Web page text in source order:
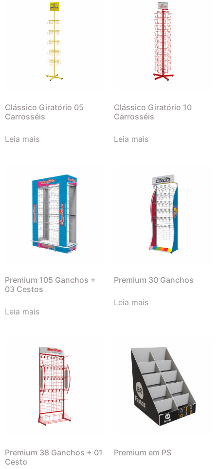
Clássico Giratório 05
Carrosséis
Leia mais
Clássico Giratório 10
Carrosséis
Leia mais
Premium 105 Ganchos +
03 Cestos
Leia mais
Premium 30 Ganchos
Leia mais
Premium 38 Ganchos + 01
Cesto
Premium em PS